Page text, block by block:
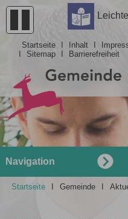
Startseite Inhalt
Sitemap Barrierefreiheit
Navigation
Startseite Gemeinde